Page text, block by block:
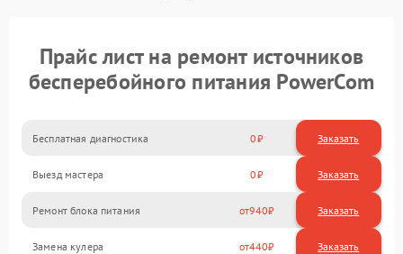
Прайс лист на ремонт источников
бесперебойного питания PowerCom
Бесплатная диагностика 0 Заказать
Выезд мастера 0 Заказать
Ремонт блока питания 940
Замена кулера 440